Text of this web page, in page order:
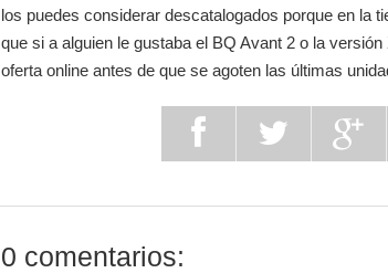
los puedes considerar descatalogados porque en la
que si a alguien le gustaba el BQ Avant 2 o la
oferta online antes de que se agoten las últimas
0 comentarios: